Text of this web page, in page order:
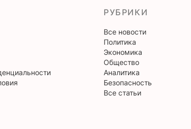
РУБРИКИ
Все новости
Политика
Экономика
Общество
Аналитика
Безопасность
Все статьи